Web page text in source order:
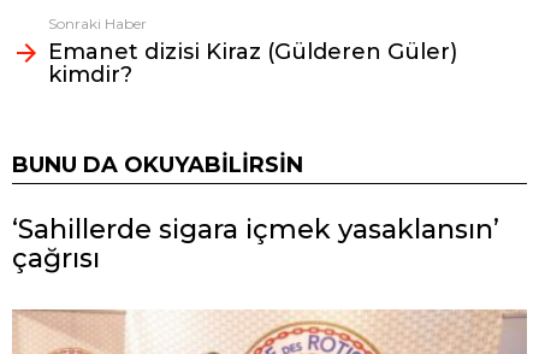
Sonraki Haber
Emanet dizisi Kiraz (Gülderen Güler)
kimdir?
BUNU DA OKUYABILIRSIN
‘Sahillerde sigara içmek yasaklansın’
çağrısı